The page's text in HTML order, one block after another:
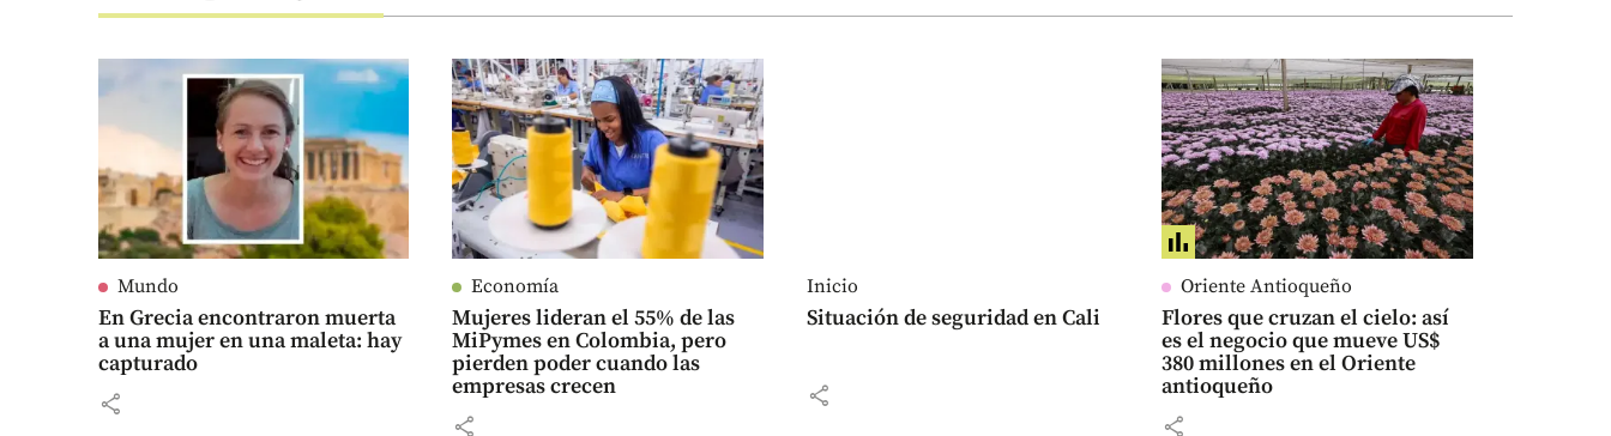
Mundo
En Grecia encontraron muerta
a una mujer en una maleta: hay
capturado
share
Economía
Mujeres lideran el 55% de las
MiPymes en Colombia, pero
pierden poder cuando las
empresas crecen
share
Inicio
Situación de seguridad en Cali
share
Oriente Antioqueño
Flores que cruzan el cielo: así
es el negocio que mueve US$
380 millones en el Oriente
antioqueño
share